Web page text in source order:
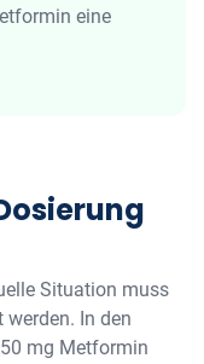
eine
Situation muss
In den
mg Metformin